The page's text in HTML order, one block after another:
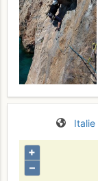
Italie
+
–